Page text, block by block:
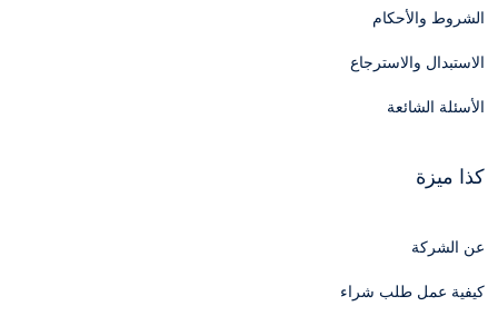
الشروط والأحكام
الاستبدال والاسترجاع
الأسئلة الشائعة
كذا ميزة
عن الشركة
كيفية عمل طلب شراء